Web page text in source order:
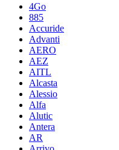
4Go
885
Accuride
Advanti
AERO
AEZ
AITL
Alcasta
Alessio
Alfa
Alutic
Antera
AR